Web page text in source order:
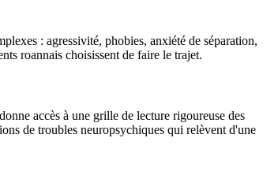
: agressivité, phobies, anxiété de séparation,
roannais choisissent de faire le trajet.
accès à une grille de lecture rigoureuse des
de troubles neuropsychiques qui relèvent d'une